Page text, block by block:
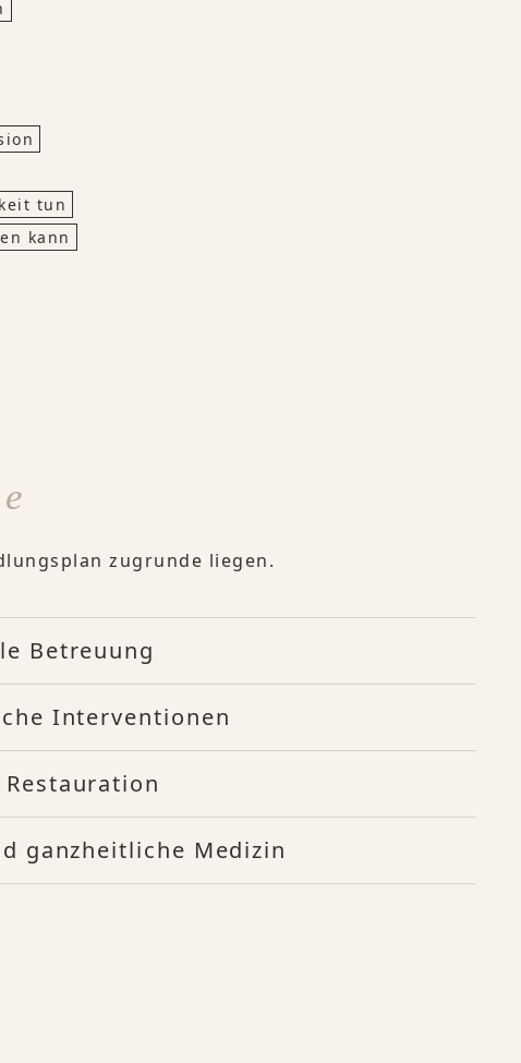
tun
kann
zugrunde liegen.
Betreuung
Interventionen
ganzheitliche Medizin